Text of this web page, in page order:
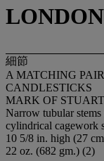
細節
A MATCHING
CANDLESTICKS
MARK OF
Narrow tubular
cylindrical cagework
10 5/8 in. high (27
22 oz. (682 gm.) (2)